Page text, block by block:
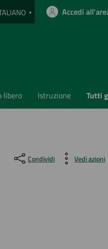
▼ Accedi
libero Istruzione Tutti
Condividi Vedi azioni